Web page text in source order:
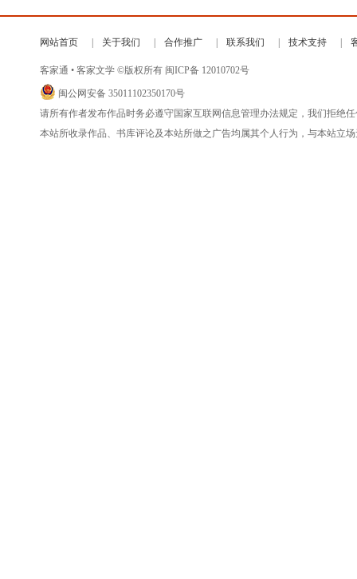
网站首页 关于我们 合作推广 联系我们 技术支持
客家通 • 客家文学 ©版权所有 闽ICP备 12010702号
闽公网安备 35011102350170号
请所有作者发布作品时务必遵守国家互联网信息管理办法规定，我们拒绝
本站所收录作品、书库评论及本站所做之广告均属其个人行为，与本站立